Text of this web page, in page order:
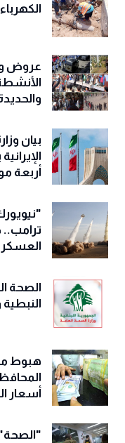
عروض
‏بيان
أربعة
ترامب..
هبوط
أسعار